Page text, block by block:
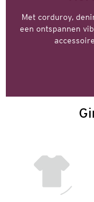
Met corduroy,
een ontspannen